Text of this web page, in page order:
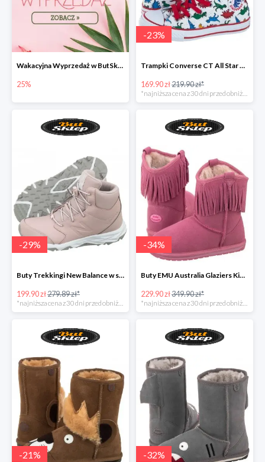
Wakacyjna Wyprzedaż w ButSklep.pl do -25
25%
-23%
Trampki Converse CT All Star w super cenie
169.90 zł219.90 zł*
-29%
Buty Trekkingi New Balance w super cenie
199.90 zł279.89 zł*
*najniższa cena z 30 dni przed obniżką
-34%
Buty EMU Australia Glaziers Kids Bubblegum
229.90 zł349.90 zł*
*najniższa cena z 30 dni przed obniżką
-21% -32%